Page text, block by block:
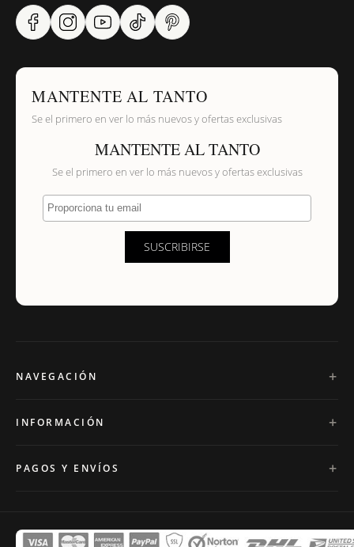
MANTENTE AL TANTO
Se el primero en ver lo más nuevos y ofertas exclusivas
MANTENTE AL TANTO
Se el primero en ver lo más nuevos y ofertas exclusivas
Proporciona tu email
SUSCRIBIRSE
NAVEGACIÓN
INFORMACIÓN
PAGOS Y ENVÍOS